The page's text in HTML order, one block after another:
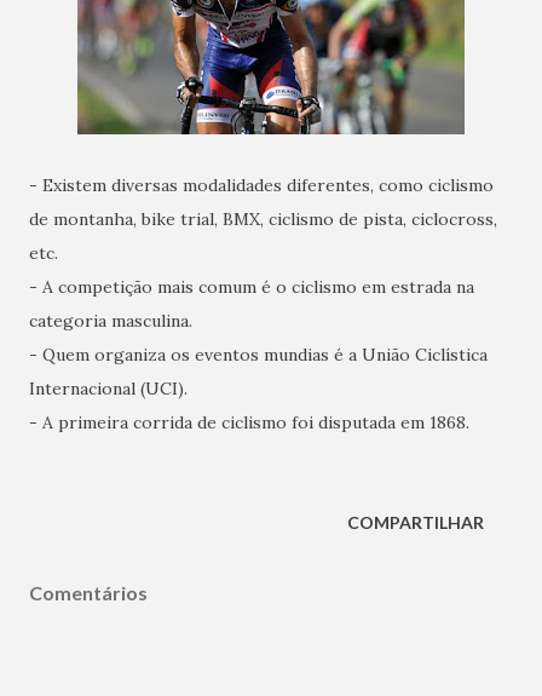
- Existem diversas modalidades diferentes, como ciclismo
de montanha, bike trial, BMX, ciclismo de pista, ciclocross,
etc.
- A competição mais comum é o ciclismo em estrada na
categoria masculina.
- Quem organiza os eventos mundias é a União Ciclística
Internacional (UCI).
- A primeira corrida de ciclismo foi disputada em 1868.
COMPARTILHAR
Comentários